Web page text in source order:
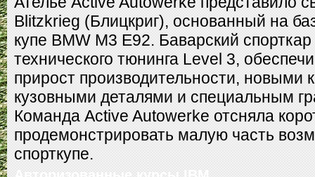
Blitzkrieg (Блицкриг), основанный на
купе BMW M3 E92. Баварский
технического тюнинга Level 3,
прирост производительности, новыми
кузовными деталями и специальным
Команда Active Autowerke отсняла
продемонстрировать малую часть
спорткупе.